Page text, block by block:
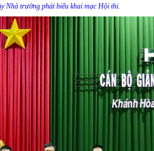
Nhà trường phát biểu khai mạc Hội thi.